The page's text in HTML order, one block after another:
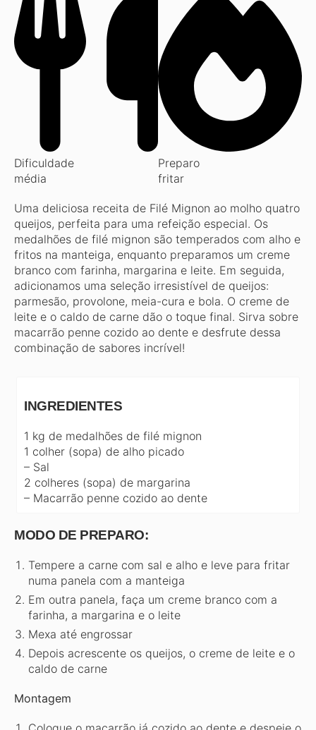
Dificuldade
média
Preparo
fritar
Uma deliciosa receita de Filé Mignon ao molho quatro
queijos, perfeita para uma refeição especial. Os
medalhões de filé mignon são temperados com alho e
fritos na manteiga, enquanto preparamos um creme
branco com farinha, margarina e leite. Em seguida,
adicionamos uma seleção irresistível de queijos:
parmesão, provolone, meia-cura e bola. O creme de
leite e o caldo de carne dão o toque final. Sirva sobre
macarrão penne cozido ao dente e desfrute dessa
combinação de sabores incrível!
INGREDIENTES
1 kg de medalhões de filé mignon
1 colher (sopa) de alho picado
– Sal
2 colheres (sopa) de margarina
– Macarrão penne cozido ao dente
MODO DE PREPARO:
Tempere a carne com sal e alho e leve para fritar
numa panela com a manteiga
Em outra panela, faça um creme branco com a
farinha, a margarina e o leite
Mexa até engrossar
Depois acrescente os queijos, o creme de leite e o
caldo de carne
Montagem